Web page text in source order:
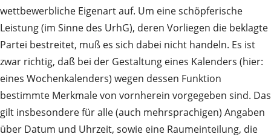
wettbewerbliche Eigenart auf. Um eine schöpferische
Leistung (im Sinne des UrhG), deren Vorliegen die beklagte
Partei bestreitet, muß es sich dabei nicht handeln. Es ist
zwar richtig, daß bei der Gestaltung eines Kalenders (hier:
eines Wochenkalenders) wegen dessen Funktion
bestimmte Merkmale von vornherein vorgegeben sind. Das
gilt insbesondere für alle (auch mehrsprachigen) Angaben
über Datum und Uhrzeit, sowie eine Raumeinteilung, die